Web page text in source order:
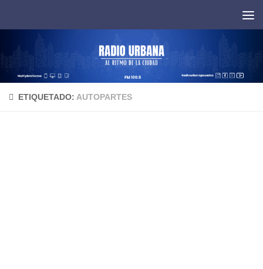
ETIQUETADO: AUTOPARTES